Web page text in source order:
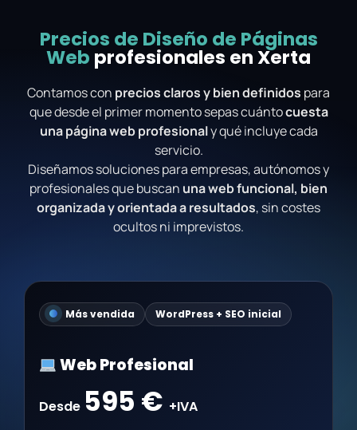
Precios de Diseño de Páginas
Web profesionales en Xerta
Contamos con precios claros y bien definidos para
que desde el primer momento sepas cuántocuesta
una página web profesionaly qué incluye cada
servicio.
Diseñamos soluciones para empresas, autónomos y
profesionales que buscan una web funcional, bien
organizada y orientada a resultados, sin costes
ocultos ni imprevistos.
Más vendida WordPress + SEO inicial
Web Profesional
Desde 595 € +IVA